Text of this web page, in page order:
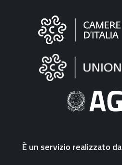
Informazioni
"Fattura
Elettronica"
È un servizio realizzato da